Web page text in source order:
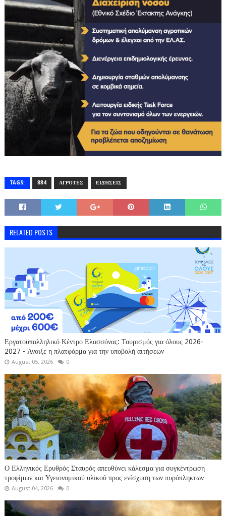
TAGS: 884 ΑΓΡΌΤΕΣ ΕΙΔΉΣΕΙΣ
RELATED POSTS
Εργατοϋπαλληλικό Κέντρο Ελασσόνας: Τουρισμός για όλους 2026-
2027 - Άνοιξε η πλατφόρμα για την υποβολή αιτήσεων
August 05, 2026 0
Ο Ελληνικός Ερυθρός Σταυρός απευθύνει κάλεσμα για συγκέντρωση
τροφίμων και Υγειονομικού υλικού προς ενίσχυση των πυρόπληκτων
August 04, 2026 0